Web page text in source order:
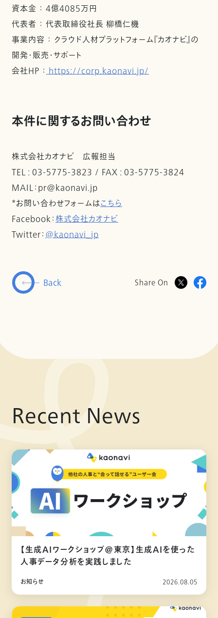
資本金 ： 4億4085万円
代表者 ： 代表取締役社長 柳橋仁機
事業内容 ： クラウド人材プラットフォーム『カオナビ』の
開発・販売・サポート
会社HP ：https://corp.kaonavi.jp/
本件に関するお問い合わせ
株式会社カオナビ 広報担当
TEL : 03-5775-3823 / FAX : 03-5775-3824
MAIL：pr@kaonavi.jp
*お問い合わせフォームはこちら
Facebook：株式会社カオナビ
Twitter：@kaonavi_jp
Back Share On
Recent News
【生成AIワークショップ@東京】生成AIを使った
人事データ分析を実践しました
お知らせ 2026.08.05